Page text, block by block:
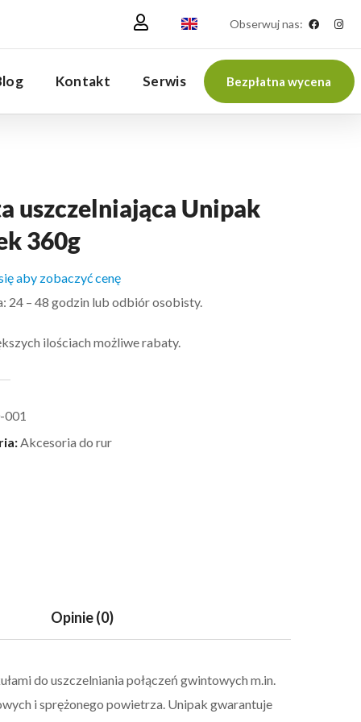
Obserwuj nas:
Kontakt Serwis Bezpłatna wycena
uszczelniająca Unipak
360g
aby zobaczyć cenę
24 – 48 godzin lub odbiór osobisty.
ilościach możliwe rabaty.
001
Akcesoria do rur
Opinie (0)
do uszczelniania połączeń gwintowych m.in.
i sprężonego powietrza. Unipak gwarantuje